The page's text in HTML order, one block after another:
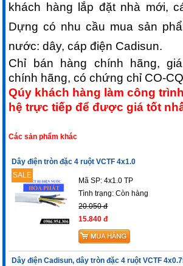
khách hàng lắp đặt nhà mới,
Dựng có nhu cầu mua sản
nước: dây, cáp điện Cadisun.
Chỉ bán hàng chính hãng,
chính hãng, có chứng chỉ CO-
Qúy khách hàng làm công
hệ trực tiếp để được giá tốt
Các sản phẩm khác
Dây điện tròn đặc 4 ruột VCTF 4x1.0
SALE
Mã SP: 4x1.0 TP
Tình trạng:Còn hàng
20.050 đ
15.840 đ
Dây điện Cadisun, dây tròn đặc 4 ruột VCTF